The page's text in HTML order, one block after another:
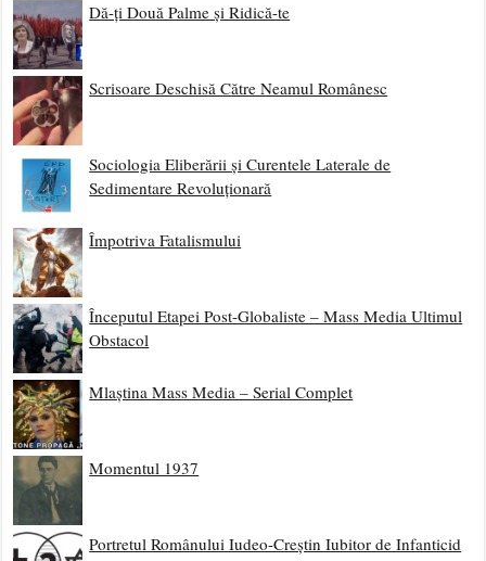
Dă-ți Două Palme și Ridică-te
Scrisoare Deschisă Către Neamul Românesc
Sociologia Eliberării și Curentele Laterale de
Sedimentare Revoluționară
Împotriva Fatalismului
Începutul Etapei Post-Globaliste – Mass Media Ultimul
Obstacol
Mlaștina Mass Media – Serial Complet
Momentul 1937
Portretul Românului Iudeo-Creștin Iubitor de Infanticid